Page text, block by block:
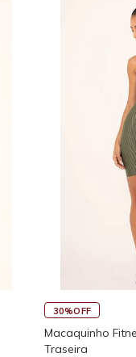
30%OFF
Macaquinho
Traseira